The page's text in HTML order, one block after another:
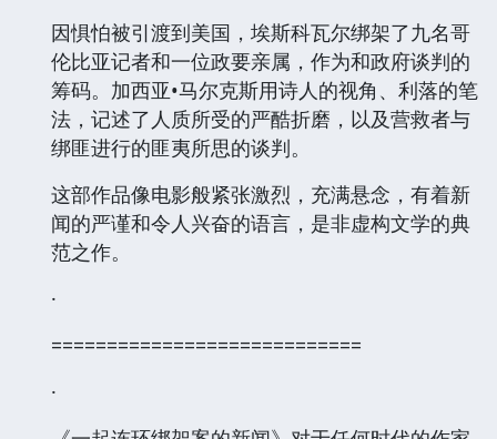
因惧怕被引渡到美国，埃斯科瓦尔绑架了九名哥
伦比亚记者和一位政要亲属，作为和政府谈判的
筹码。加西亚•马尔克斯用诗人的视角、利落的笔
法，记述了人质所受的严酷折磨，以及营救者与
绑匪进行的匪夷所思的谈判。
这部作品像电影般紧张激烈，充满悬念，有着新
闻的严谨和令人兴奋的语言，是非虚构文学的典
范之作。
·
============================
·